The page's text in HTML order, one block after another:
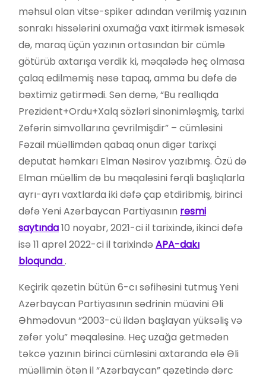
məhsul olan vitse-spiker adından verilmiş yazının
sonrakı hissələrini oxumağa vaxt itirmək isməsək
də, maraq üçün yazının ortasından bir cümlə
götürüb axtarışa verdik ki, məqalədə heç olmasa
çalaq edilməmiş nəsə tapaq, amma bu dəfə də
bəxtimiz gətirmədi. Sən demə, “Bu reallıqda
Prezident+Ordu+Xalq sözləri sinonimləşmiş, tarixi
Zəfərin simvollarına çevrilmişdir” – cümləsini
Fəzail müəllimdən qabaq onun digər tarixçi
deputat həmkarı Elman Nəsirov yazıbmış. Özü də
Elman müəllim də bu məqaləsini fərqli başlıqlarla
ayrı-ayrı vaxtlarda iki dəfə çap etdiribmiş, birinci
dəfə Yeni Azərbaycan Partiyasının rəsmi
saytında10 noyabr, 2021-ci il tarixində, ikinci dəfə
isə 11 aprel 2022-ci il tarixindəAPA-dakı
bloqunda.
Keçirik qəzetin bütün 6-cı səfihəsini tutmuş Yeni
Azərbaycan Partiyasının sədrinin müavini Əli
Əhmədovun “2003-cü ildən başlayan yüksəliş və
zəfər yolu” məqaləsinə. Heç uzağa getmədən
təkcə yazının birinci cümləsini axtaranda elə Əli
müəllimin ötən il “Azərbaycan” qəzetində dərc